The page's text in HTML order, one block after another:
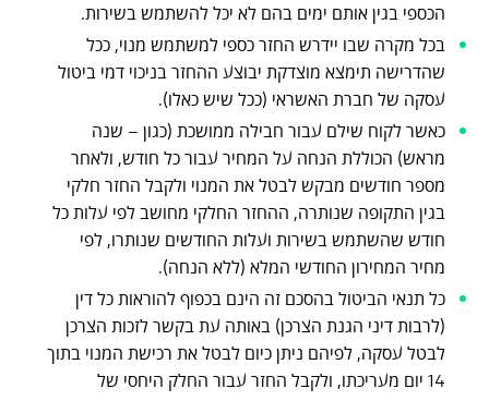
הכספי בגין אותם ימים בהם לא יכל להשתמש בשירות.
בכל מקרה שבו יידרש החזר כספי למשתמש מנוי, ככל
שהדרישה תימצא מוצדקת יבוצע ההחזר בניכוי דמי ביטול
עסקה של חברת האשראי (ככל שיש כאלו).
כאשר לקוח שילם עבור חבילה ממושכת (כגון – שנה
מראש) הכוללת הנחה על המחיר עבור כל חודש, ולאחר
מספר חודשים מבקש לבטל את המנוי ולקבל החזר חלקי
בגין התקופה שנותרה, ההחזר החלקי מחושב לפי עלות כל
חודש שהשתמש בשירות ועלות החודשים שנותרו, לפי
מחיר המחירון החודשי המלא (ללא הנחה).
כל תנאי הביטול בהסכם זה הינם בכפוף להוראות כל דין
(לרבות דיני הגנת הצרכן) באותה עת בקשר לזכות הצרכן
לבטל עסקה, לפיהם ניתן כיום לבטל את רכישת המנוי בתוך
14 יום מעריכתו, ולקבל החזר עבור החלק היחסי של